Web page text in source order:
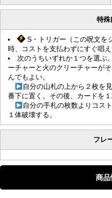
特殊
S・トリガー（この呪文を
時、コストを支払わずにすぐ唱え
次のうちいずれか１つを選ぶ
ーチャーと火のクリーチャーが
んでもよい。
自分の山札の上から２枚を
番下に置く。その後、カードを１
自分の手札の枚数よりコス
１体破壊する。
フレ
商品